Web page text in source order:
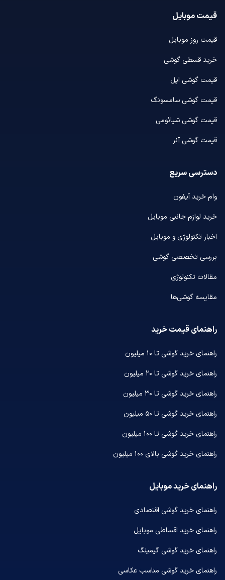
قیمت موبایل
قیمت روز موبایل
خرید قسطی گوشی
قیمت گوشی اپل
قیمت گوشی سامسونگ
قیمت گوشی شیائومی
قیمت گوشی آنر
دسترسی سریع
وام خرید آیفون
خرید لوازم جانبی موبایل
اخبار تکنولوژی و موبایل
بررسی تخصصی گوشی
مقالات تکنولوژی
مقایسه گوشی‌ها
راهنمای قیمت خرید
راهنمای خرید گوشی تا ۱۰ میلیون
راهنمای خرید گوشی تا ۲۰ میلیون
راهنمای خرید گوشی تا ۳۰ میلیون
راهنمای خرید گوشی تا ۵۰ میلیون
راهنمای خرید گوشی تا ۱۰۰ میلیون
راهنمای خرید گوشی بالای ۱۰۰ میلیون
راهنمای خرید موبایل
راهنمای خرید گوشی اقتصادی
راهنمای خرید اقساطی موبایل
راهنمای خرید گوشی گیمینگ
راهنمای خرید گوشی مناسب عکاسی